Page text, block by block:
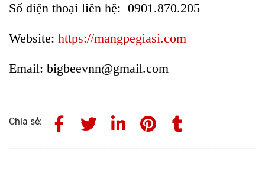
Số điện thoại liên hệ: 0901.870.205
Website: https://mangpegiasi.com
Email: bigbeevnn@gmail.com
Chia sẻ: